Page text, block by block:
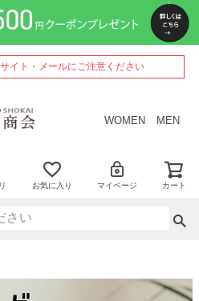
イト・メールにご注意ください
WOMEN MEN
お気に入り マイページ カート
ペー
ジト
ップ
へ